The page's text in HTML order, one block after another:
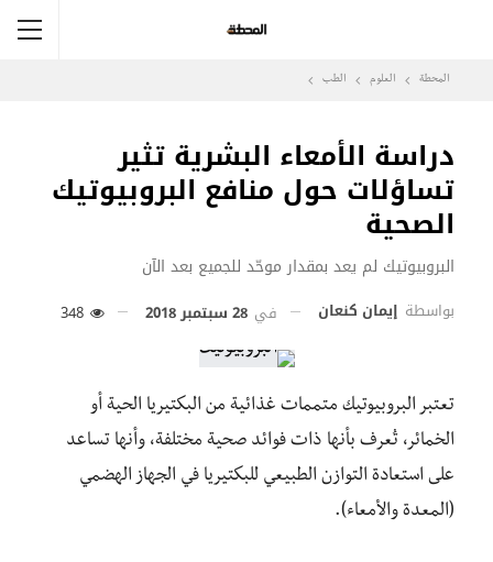
المحطة العلوم الطب
دراسة الأمعاء البشرية تثير
تساؤلات حول منافع البروبيوتيك
الصحية
البروبيوتيك لم يعد بمقدار موحّد للجميع بعد الآن
بواسطة إيمان كنعان في 28 سبتمبر 2018
تعتبر البروبيوتيك متممات غذائية من البكتيريا الحية أو
الخمائر، تُعرف بأنها ذات فوائد صحية مختلفة، وأنها تساعد
على استعادة التوازن الطبيعي للبكتيريا في الجهاز الهضمي
(المعدة والأمعاء).